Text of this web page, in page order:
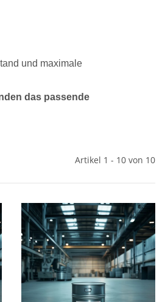
und maximale
das passende
Artikel 1 - 10 von 10